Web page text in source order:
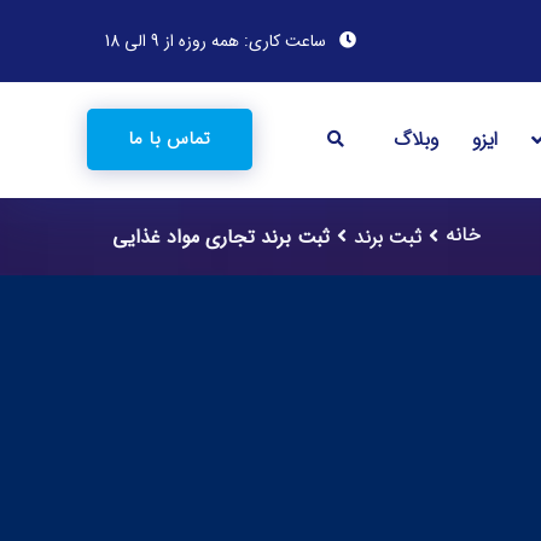
ساعت کاری: همه روزه از 9 الی 18
ایزو وبلاگ تماس با ما
خانه ثبت برند ثبت برند تجاری مواد غذایی